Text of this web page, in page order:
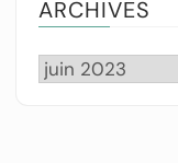
ARCHIVES